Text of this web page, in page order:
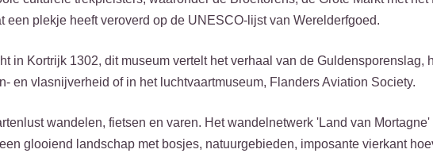
een plekje heeft veroverd op de UNESCO-lijst van Werelderfgoed.
in Kortrijk 1302, dit museum vertelt het verhaal van de Guldensporenslag,
en vlasnijverheid of in het luchtvaartmuseum, Flanders Aviation Society.
wandelen, fietsen en varen. Het wandelnetwerk 'Land van
glooiend landschap met bosjes, natuurgebieden, imposante vierkant